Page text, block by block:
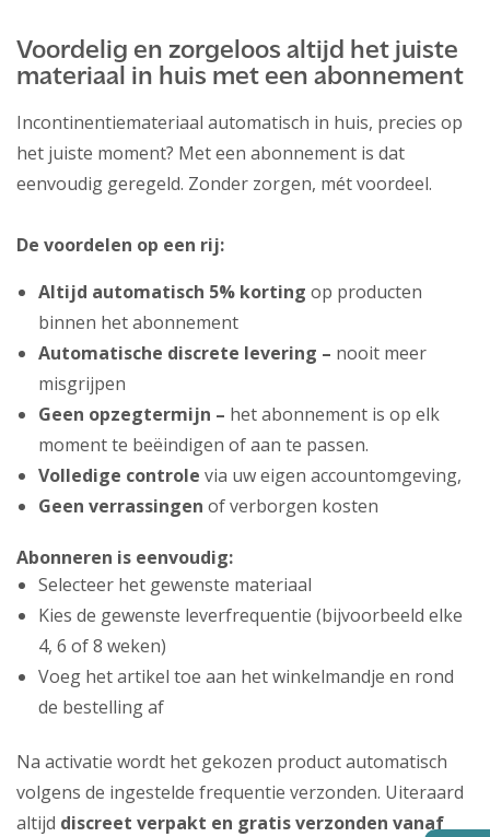
Voordelig en zorgeloos altijd het juiste
materiaal in huis met een abonnement
Incontinentiemateriaal automatisch in huis, precies op
het juiste moment? Met een abonnement is dat
eenvoudig geregeld. Zonder zorgen, mét voordeel.
De voordelen op een rij:
Altijd automatisch 5% korting op producten
binnen het abonnement
Automatische discrete levering – nooit meer
misgrijpen
Geen opzegtermijn – het abonnement is op elk
moment te beëindigen of aan te passen.
Volledige controle via uw eigen accountomgeving,
Geen verrassingen of verborgen kosten
Abonneren is eenvoudig:
Selecteer het gewenste materiaal
Kies de gewenste leverfrequentie (bijvoorbeeld elke
4, 6 of 8 weken)
Voeg het artikel toe aan het winkelmandje en rond
de bestelling af
Na activatie wordt het gekozen product automatisch
volgens de ingestelde frequentie verzonden. Uiteraard
altijd discreet verpakt en gratis verzonden vanaf